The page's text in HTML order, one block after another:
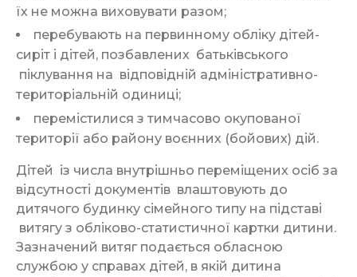
їх не можна виховувати разом;
перебувають на первинному обліку дітей-
сиріт і дітей, позбавлених батьківського
піклування на відповідній адміністративно-
територіальній одиниці;
перемістилися з тимчасово окупованої
території або району воєнних (бойових) дій.
Дітей із числа внутрішньо переміщених осіб за
відсутності документів влаштовують до
дитячого будинку сімейного типу на підставі
витягу з обліково-статистичної картки дитини.
Зазначений витяг подається обласною
службою у справах дітей, в якій дитина